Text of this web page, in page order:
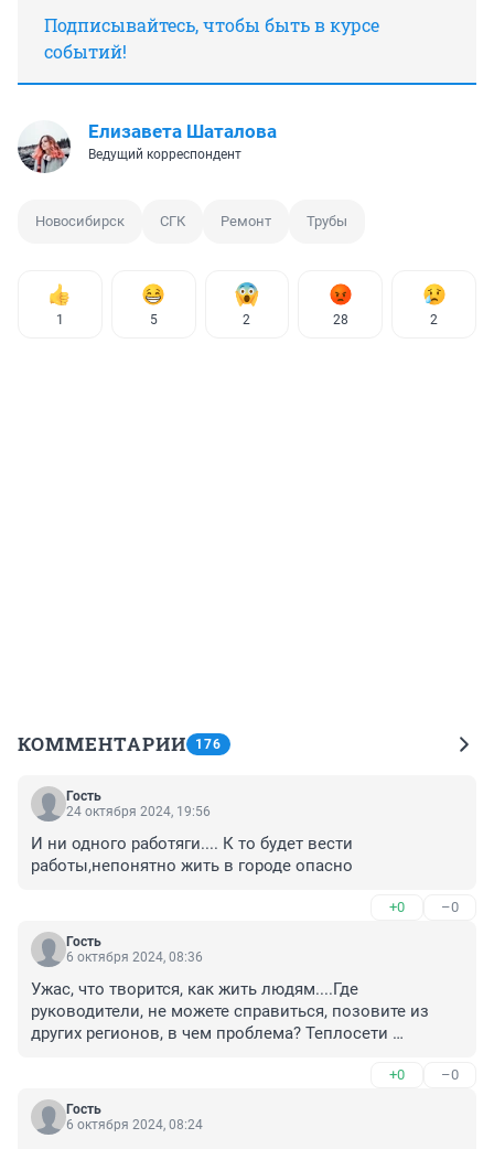
Подписывайтесь, чтобы быть в курсе
событий!
Елизавета Шаталова
Ведущий корреспондент
Новосибирск СГК Ремонт Трубы
1 5 2 28 2
КОММЕНТАРИИ 176
Гость
24 октября 2024, 19:56
И ни одного работяги.... К то будет вести
работы,непонятно жить в городе опасно
+0 –0
Гость
6 октября 2024, 08:36
Ужас, что творится, как жить людям....Где
руководители, не можете справиться, позовите из
других регионов, в чем проблема? Теплосети
процентов! Латки ставят, рвет в других местах. Что
летом делали? На Петропавловской сделали
времянку, трубы по верху, так может это выход, если
+0 –0
Гость
6 октября 2024, 08:24